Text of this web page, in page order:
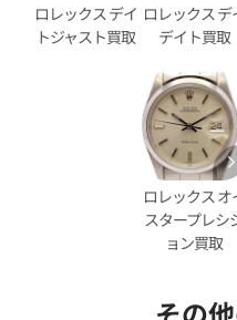
イデイト 40 228238A オニ
ロレックス デイ
トジャスト買取
ロレックス デ
デイト買取
ロレックス オ
スタープレシ
ョン買取